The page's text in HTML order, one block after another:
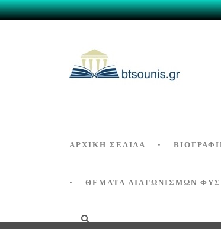
ΑΡΧΙΚΗ ΣΕΛΙΔΑ
ΘΕΜΑΤΑ ΔΙΑΓΩΝΙΣΜΩΝ